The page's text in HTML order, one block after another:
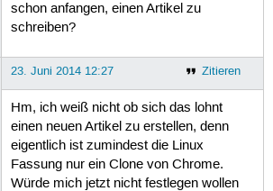
schon anfangen, einen Artikel zu
schreiben?
Zitieren
23. Juni 2014 12:27
Hm, ich weiß nicht ob sich das lohnt
einen neuen Artikel zu erstellen, denn
eigentlich ist zumindest die Linux
Fassung nur ein Clone von Chrome.
Würde mich jetzt nicht festlegen wollen